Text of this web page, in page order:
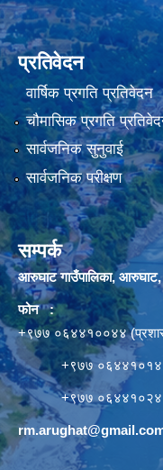
प्रतिवेदन
वार्षिक प्रगति प्रतिवेदन
चौमासिक प्रगति
सार्वजनिक सुनुवाई
सार्वजनिक परीक्षण
सम्पर्क
आरुघाट गाउँपालिका, आरुघाट,
फोन :
+९७७ ०६४४१००४४
+९७७ ०६४४१०१४४
+९७७ ०६४४१०२४४